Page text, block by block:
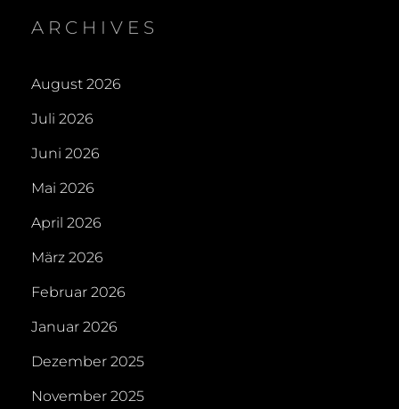
ARCHIVES
August 2026
Juli 2026
Juni 2026
Mai 2026
April 2026
März 2026
Februar 2026
Januar 2026
Dezember 2025
November 2025